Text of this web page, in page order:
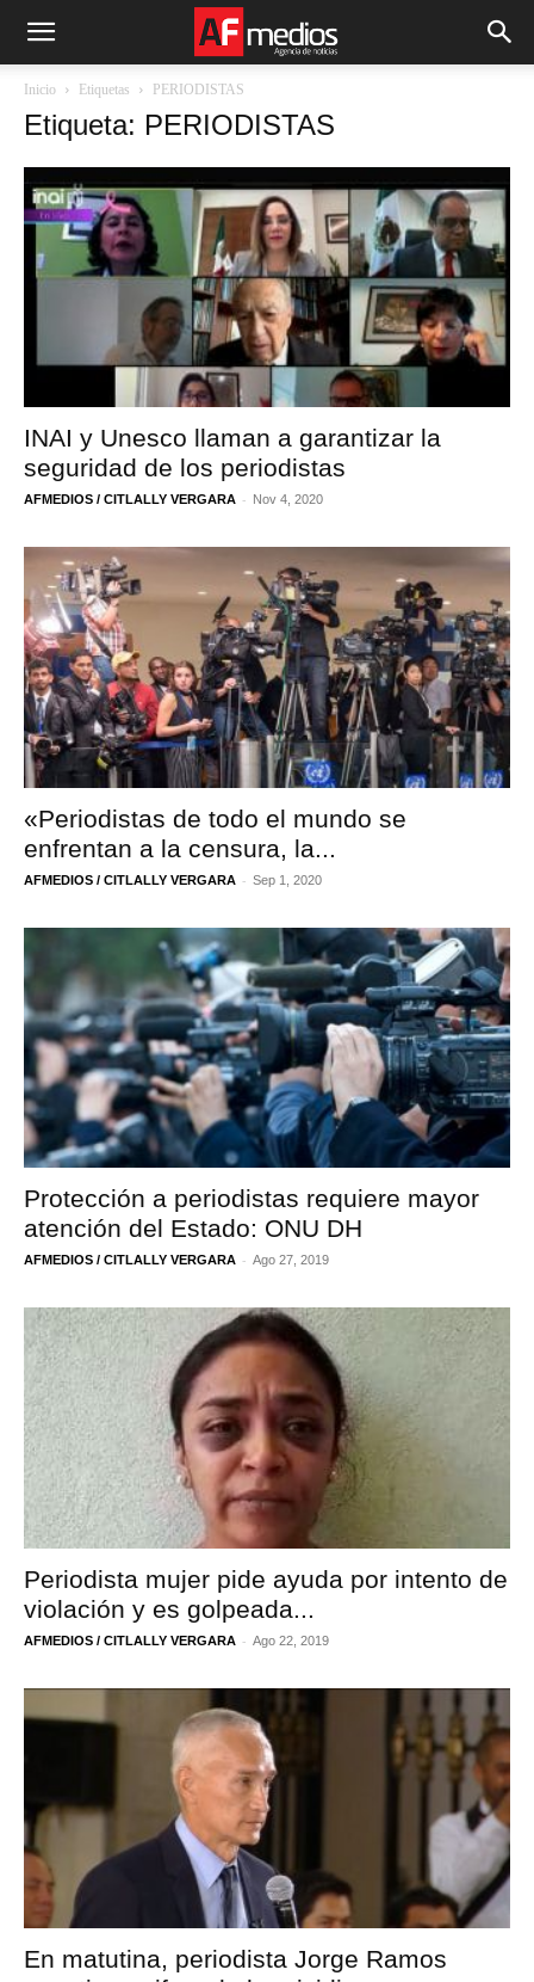
Inicio Etiquetas PERIODISTAS
Etiqueta: PERIODISTAS
INAI y Unesco llaman a garantizar la
seguridad de los periodistas
AFMEDIOS / CITLALLY VERGARA - Nov 4, 2020
«Periodistas de todo el mundo se
enfrentan a la censura, la...
AFMEDIOS / CITLALLY VERGARA - Sep 1, 2020
Protección a periodistas requiere mayor
atención del Estado: ONU DH
AFMEDIOS / CITLALLY VERGARA - Ago 27, 2019
Periodista mujer pide ayuda por intento de
violación y es golpeada...
AFMEDIOS / CITLALLY VERGARA - Ago 22, 2019
En matutina, periodista Jorge Ramos